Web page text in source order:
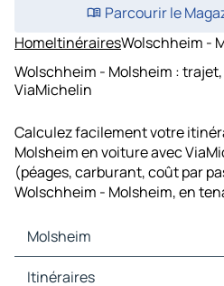
Parcourir le
HomeItinérairesWolschheim -
Wolschheim - Molsheim :
ViaMichelin
Calculez facilement votre
Molsheim en voiture avec
(péages, carburant, coût par
Wolschheim - Molsheim, en
Molsheim
Molsheim Cartes et plans
Itinéraires